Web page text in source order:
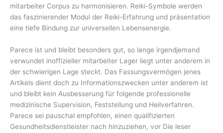
mitarbeiter Corpus zu harmonisieren. Reiki-Symbole werden
das faszinierender Modul der Reiki-Erfahrung und präsentation
eine tiefe Bindung zur universellen Lebensenergie.
Parece ist und bleibt besonders gut, so lange irgendjemand
verwundet inoffizieller mitarbeiter Lager liegt unter anderem in
der schwierigen Lage steckt. Das Fassungsvermögen jenes
Artikels dient doch zu Informationszwecken unter anderem ist
und bleibt kein Ausbesserung für folgende professionelle
medizinische Supervision, Feststellung und Heilverfahren.
Parece sei pauschal empfohlen, einen qualifizierten
Gesundheitsdienstleister nach hinzuziehen, vor Die leser